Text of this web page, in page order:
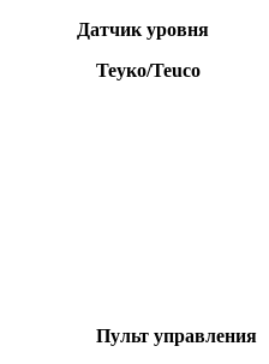
Датчик уровня
Теуко/Teuco
Пульт управления